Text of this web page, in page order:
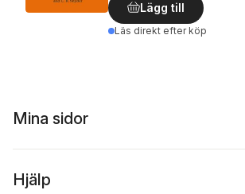
Lägg till
Läs direkt efter köp
Mina sidor
Hjälp